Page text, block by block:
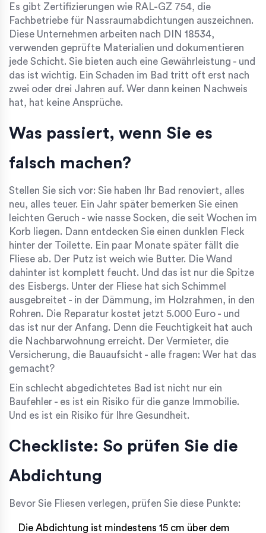
Es gibt Zertifizierungen wie RAL-GZ 754, die
Fachbetriebe für Nassraumabdichtungen auszeichnen.
Diese Unternehmen arbeiten nach DIN 18534,
verwenden geprüfte Materialien und dokumentieren
jede Schicht. Sie bieten auch eine Gewährleistung - und
das ist wichtig. Ein Schaden im Bad tritt oft erst nach
zwei oder drei Jahren auf. Wer dann keinen Nachweis
hat, hat keine Ansprüche.
Was passiert, wenn Sie es
falsch machen?
Stellen Sie sich vor: Sie haben Ihr Bad renoviert, alles
neu, alles teuer. Ein Jahr später bemerken Sie einen
leichten Geruch - wie nasse Socken, die seit Wochen im
Korb liegen. Dann entdecken Sie einen dunklen Fleck
hinter der Toilette. Ein paar Monate später fällt die
Fliese ab. Der Putz ist weich wie Butter. Die Wand
dahinter ist komplett feucht. Und das ist nur die Spitze
des Eisbergs. Unter der Fliese hat sich Schimmel
ausgebreitet - in der Dämmung, im Holzrahmen, in den
Rohren. Die Reparatur kostet jetzt 5.000 Euro - und
das ist nur der Anfang. Denn die Feuchtigkeit hat auch
die Nachbarwohnung erreicht. Der Vermieter, die
Versicherung, die Bauaufsicht - alle fragen: Wer hat das
gemacht?
Ein schlecht abgedichtetes Bad ist nicht nur ein
Baufehler - es ist ein Risiko für die ganze Immobilie.
Und es ist ein Risiko für Ihre Gesundheit.
Checkliste: So prüfen Sie die
Abdichtung
Bevor Sie Fliesen verlegen, prüfen Sie diese Punkte:
Die Abdichtung ist mindestens 15 cm über dem